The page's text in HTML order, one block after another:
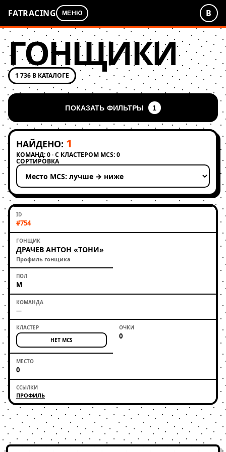
FATRACING МЕНЮ В
ГОНЩИКИ
1 736 В КАТАЛОГЕ
ПОКАЗАТЬ ФИЛЬТРЫ 1
НАЙДЕНО: 1
КОМАНД: 0 · С КЛАСТЕРОМ MCS: 0
СОРТИРОВКА
Применить сортировку
#754
ДРАЧЕВ АНТОН «ТОНИ»
Профиль гонщика
М
—
НЕТ MCS 0
0
ПРОФИЛЬ